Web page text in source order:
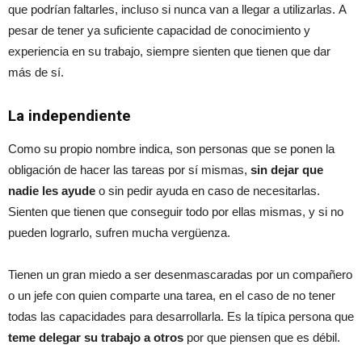
que podrían faltarles, incluso si nunca van a llegar a utilizarlas. A
pesar de tener ya suficiente capacidad de conocimiento y
experiencia en su trabajo, siempre sienten que tienen que dar
más de sí.
La independiente
Como su propio nombre indica, son personas que se ponen la
obligación de hacer las tareas por sí mismas, sin dejar que
nadie les ayude o sin pedir ayuda en caso de necesitarlas.
Sienten que tienen que conseguir todo por ellas mismas, y si no
pueden lograrlo, sufren mucha vergüenza.
Tienen un gran miedo a ser desenmascaradas por un compañero
o un jefe con quien comparte una tarea, en el caso de no tener
todas las capacidades para desarrollarla. Es la típica persona que
teme delegar su trabajo a otros por que piensen que es débil.